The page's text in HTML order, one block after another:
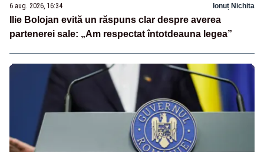
6 aug. 2026, 16:34 Ionuț Nichita
Ilie Bolojan evită un răspuns clar despre averea
partenerei sale: „Am respectat întotdeauna legea”